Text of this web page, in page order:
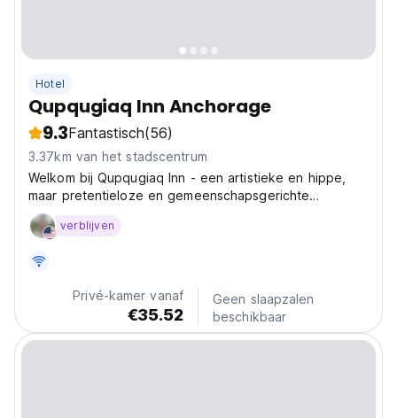
Hotel
Qupqugiaq Inn Anchorage
9.3Fantastisch(56)
3.37km van het stadscentrum
Welkom bij Qupqugiaq Inn - een artistieke en hippe,
maar pretentieloze en gemeenschapsgerichte
bestemming. Ervaar je eerste voorproefje van het
echte Alaska.
verblijven
Privé-kamer vanaf
€35.52
Geen slaapzalen
beschikbaar